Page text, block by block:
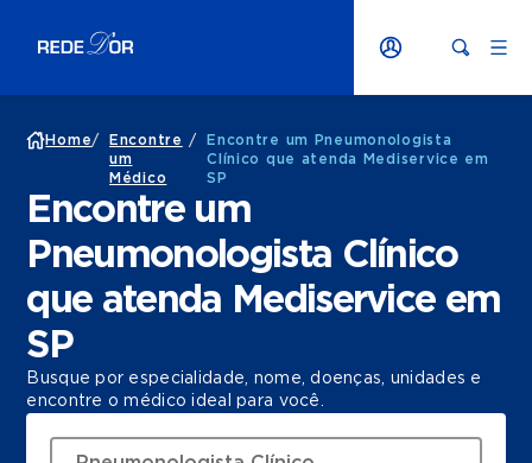
Home/
Encontre
um
Médico
/
Encontre um Pneumonologista
Clínico que atenda Mediservice em
SP
Encontre um
Pneumonologista Clínico
que atenda Mediservice em
SP
Busque por especialidade, nome, doenças, unidades e
encontre o médico ideal para você.